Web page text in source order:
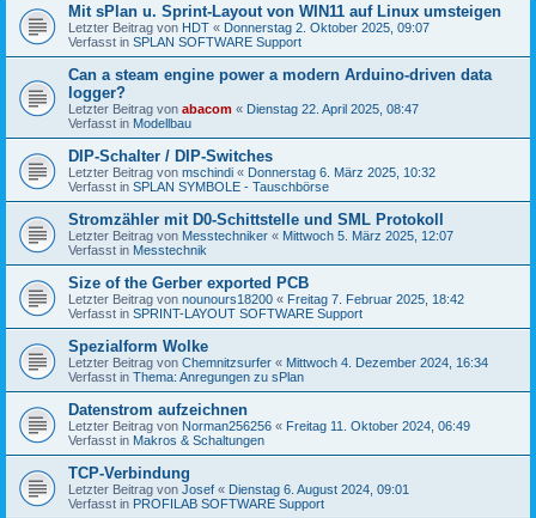
Mit sPlan u. Sprint-Layout von WIN11 auf Linux umsteigen
Letzter Beitrag von HDT « Donnerstag 2. Oktober 2025, 09:07
Verfasst in SPLAN SOFTWARE Support
Can a steam engine power a modern Arduino-driven data
logger?
Letzter Beitrag von abacom « Dienstag 22. April 2025, 08:47
Verfasst in Modellbau
DIP-Schalter / DIP-Switches
Letzter Beitrag von mschindi « Donnerstag 6. März 2025, 10:32
Verfasst in SPLAN SYMBOLE - Tauschbörse
Stromzähler mit D0-Schittstelle und SML Protokoll
Letzter Beitrag von Messtechniker « Mittwoch 5. März 2025, 12:07
Verfasst in Messtechnik
Size of the Gerber exported PCB
Letzter Beitrag von nounours18200 « Freitag 7. Februar 2025, 18:42
Verfasst in SPRINT-LAYOUT SOFTWARE Support
Spezialform Wolke
Letzter Beitrag von Chemnitzsurfer « Mittwoch 4. Dezember 2024, 16:34
Verfasst in Thema: Anregungen zu sPlan
Datenstrom aufzeichnen
Letzter Beitrag von Norman256256 « Freitag 11. Oktober 2024, 06:49
Verfasst in Makros & Schaltungen
TCP-Verbindung
Letzter Beitrag von Josef « Dienstag 6. August 2024, 09:01
Verfasst in PROFILAB SOFTWARE Support